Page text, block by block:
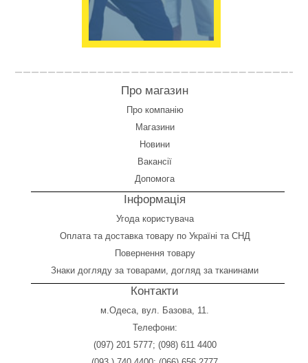
Про магазин
Про компанію
Магазини
Новини
Вакансії
Допомога
Інформація
Угода користувача
Оплата та доставка товару по Україні та СНД
Повернення товару
Знаки догляду за товарами, догляд за тканинами
Контакти
м.Одеса, вул. Базова, 11.
Телефони:
(097) 201 5777; (098) 611 4400